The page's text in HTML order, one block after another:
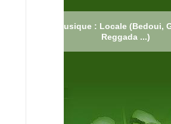
Musique : Locale (Bedoui,
Reggada ...)